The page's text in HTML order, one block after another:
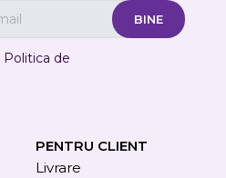
Politica de
PENTRU CLIENT
Livrare